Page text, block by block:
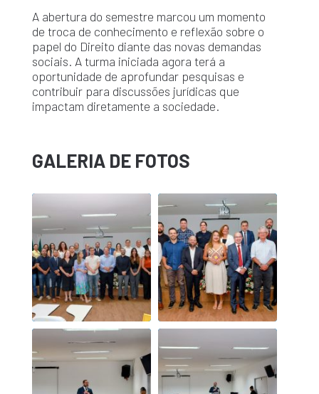
A abertura do semestre marcou um momento
de troca de conhecimento e reflexão sobre o
papel do Direito diante das novas demandas
sociais. A turma iniciada agora terá a
oportunidade de aprofundar pesquisas e
contribuir para discussões jurídicas que
impactam diretamente a sociedade.
GALERIA DE FOTOS